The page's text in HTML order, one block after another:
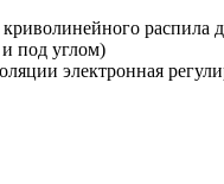
под углом)
электронная